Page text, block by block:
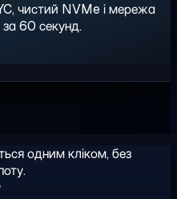
чистий NVMe і мережа
за 60 секунд.
одним кліком, без